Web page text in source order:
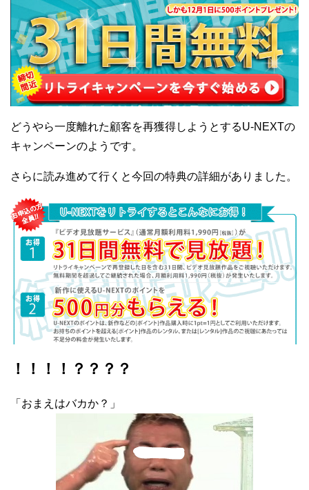
どうやら一度離れた顧客を再獲得しようとするU-NEXTの
キャンペーンのようです。
さらに読み進めて行くと今回の特典の詳細がありました。
！！！！？？？？
「おまえはバカか？」